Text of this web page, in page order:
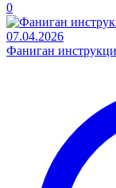
0
07.04.2026
Фаниган